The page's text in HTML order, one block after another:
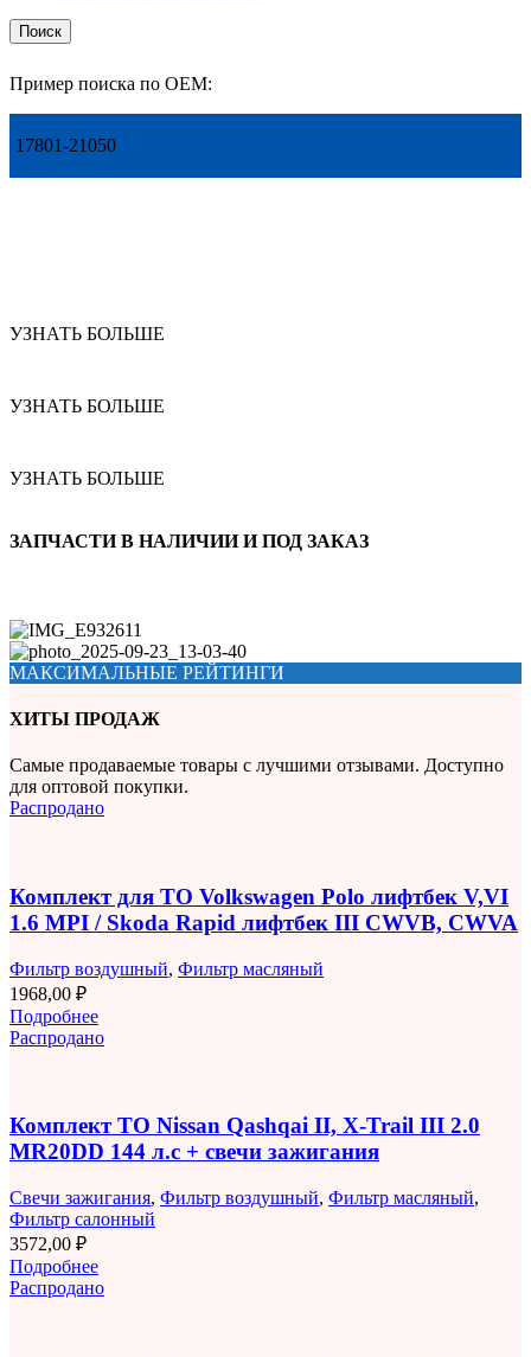
Поиск
Пример поиска по OEM:
17801-21050
УЗНАТЬ БОЛЬШЕ
УЗНАТЬ БОЛЬШЕ
УЗНАТЬ БОЛЬШЕ
ЗАПЧАСТИ В НАЛИЧИИ И ПОД ЗАКАЗ
МАКСИМАЛЬНЫЕ РЕЙТИНГИ
ХИТЫ ПРОДАЖ
Самые продаваемые товары с лучшими отзывами. Доступно
для оптовой покупки.
Распродано
Комплект для ТО Volkswagen Polo лифтбек V,VI
1.6 MPI / Skoda Rapid лифтбек III CWVB, CWVA
Фильтр воздушный, Фильтр масляный
1968,00 ₽
Подробнее
Распродано
Комплект ТО Nissan Qashqai II, X-Trail III 2.0
MR20DD 144 л.с + свечи зажигания
Свечи зажигания, Фильтр воздушный, Фильтр масляный,
Фильтр салонный
3572,00 ₽
Подробнее
Распродано